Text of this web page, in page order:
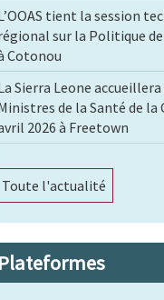
tient la session
sur la Politique
Cotonou
Sierra Leone
de la Santé de la
2026 à Freetown
Toute l'actualité
Plateformes